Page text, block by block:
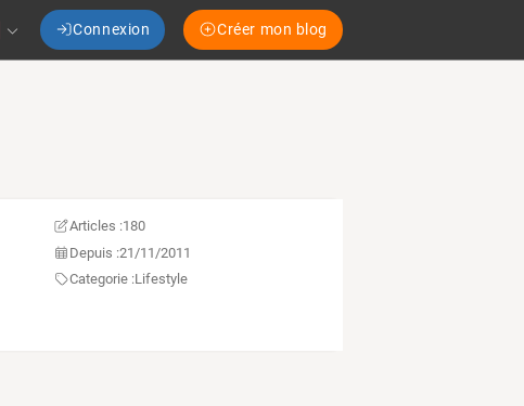
Connexion Créer mon blog
Articles :180
Depuis :21/11/2011
Categorie :Lifestyle